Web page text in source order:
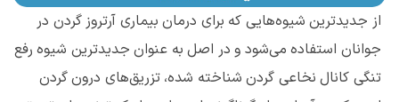
از جدیدترین شیوه‌هایی که برای درمان بیماری آرتروز گردن در
جوانان استفاده می‌شود و در اصل به عنوان جدیدترین شیوه رفع
تنگی کانال نخاعی گردن شناخته شده، تزریق‌های درون گردن